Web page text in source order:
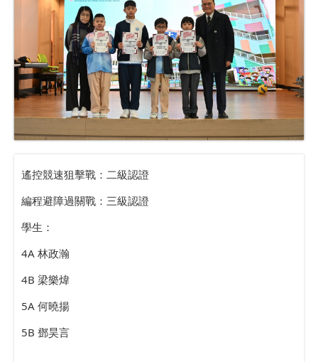
遙控競速狙擊戰：二級認證
編程避障過關戰：三級認證
學生：
4A 林政瀚
4B 梁樂煒
5A 何曉揚
5B 鄧昊言